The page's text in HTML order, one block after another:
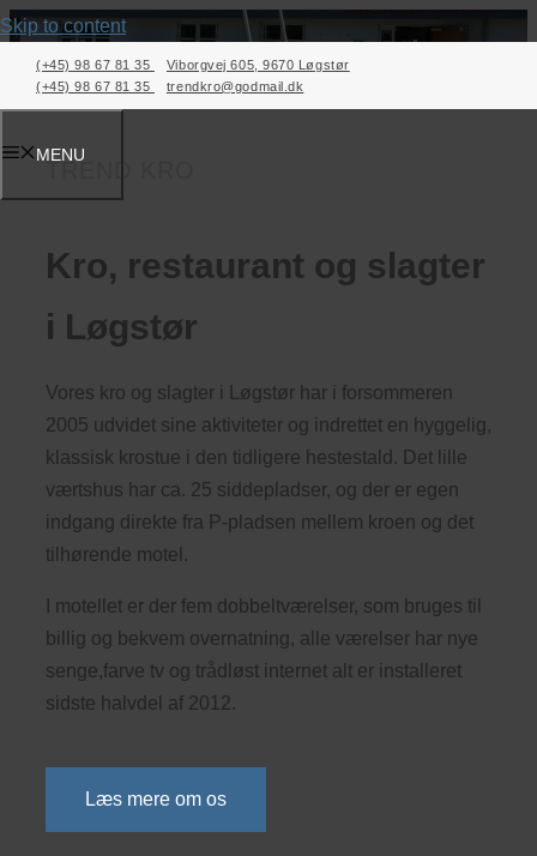
Skip to content
(+45) 98 67 81 35
Viborgvej 605, 9670 Løgstør
(+45) 98 67 81 35
trendkro@godmail.dk
MENU
Kontakt os i dag
TREND KRO
Kro, restaurant og slagter
i Løgstør
Vores kro og slagter i Løgstør har i forsommeren
2005 udvidet sine aktiviteter og indrettet en hyggelig,
klassisk krostue i den tidligere hestestald. Det lille
værtshus har ca. 25 siddepladser, og der er egen
indgang direkte fra P-pladsen mellem kroen og det
tilhørende motel.
I motellet er der fem dobbeltværelser, som bruges til
billig og bekvem overnatning, alle værelser har nye
senge,farve tv og trådløst internet alt er installeret
sidste halvdel af 2012.
Læs mere om os